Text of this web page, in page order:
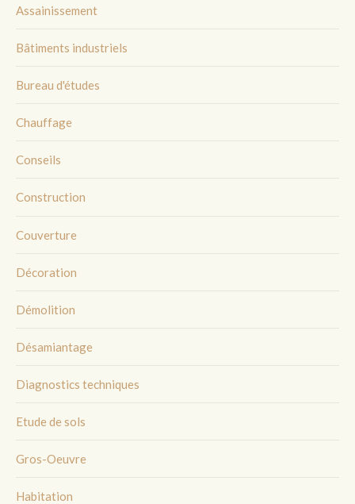
Assainissement
Bâtiments industriels
Bureau d'études
Chauffage
Conseils
Construction
Couverture
Décoration
Démolition
Désamiantage
Diagnostics techniques
Etude de sols
Gros-Oeuvre
Habitation